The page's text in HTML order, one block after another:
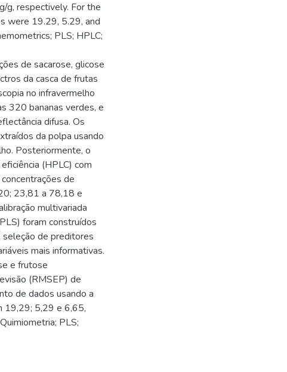
g, respectively. For the
were 19.29, 5.29, and
PLS; HPLC;
de sacarose, glicose
da casca de frutas
no infravermelho
320 bananas verdes, e
difusa. Os
da polpa usando
Posteriormente, o
(HPLC) com
de
23,81 a 78,18 e
multivariada
foram construídos
seleção de preditores
mais informativas.
e frutose
(RMSEP) de
de dados usando a
19,29; 5,29 e 6,65,
PLS;